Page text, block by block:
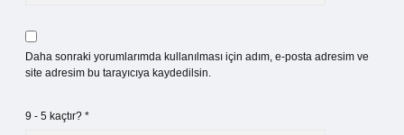
Daha sonraki yorumlarımda kullanılması için adım, e-posta adresim ve
site adresim bu tarayıcıya kaydedilsin.
9 - 5 kaçtır? *